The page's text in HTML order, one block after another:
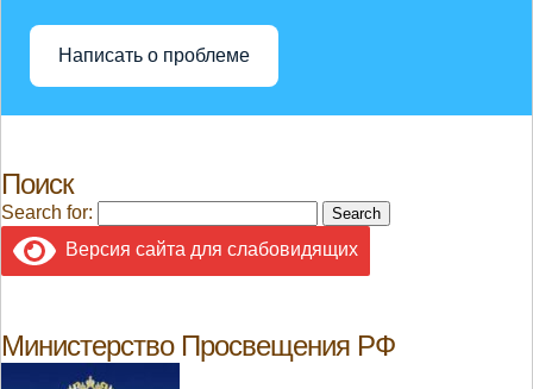
Написать о проблеме
Поиск
Search for:
Версия сайта для слабовидящих
Министерство Просвещения РФ